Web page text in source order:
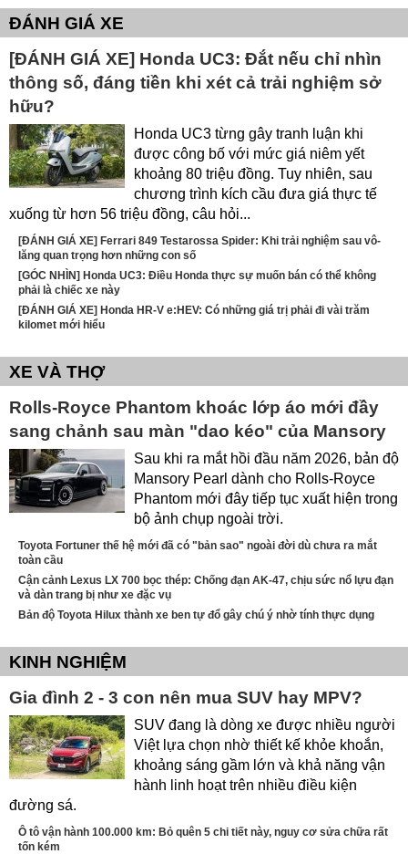
ĐÁNH GIÁ XE
[ĐÁNH GIÁ XE] Honda UC3: Đắt nếu chỉ nhìn
thông số, đáng tiền khi xét cả trải nghiệm sở
hữu?
Honda UC3 từng gây tranh luận khi
được công bố với mức giá niêm yết
khoảng 80 triệu đồng. Tuy nhiên, sau
chương trình kích cầu đưa giá thực tế
xuống từ hơn 56 triệu đồng, câu hỏi...
[ĐÁNH GIÁ XE] Ferrari 849 Testarossa Spider: Khi trải nghiệm sau vô-
lăng quan trọng hơn những con số
[GÓC NHÌN] Honda UC3: Điều Honda thực sự muốn bán có thể không
phải là chiếc xe này
[ĐÁNH GIÁ XE] Honda HR-V e:HEV: Có những giá trị phải đi vài trăm
kilomet mới hiểu
XE VÀ THỢ
Rolls-Royce Phantom khoác lớp áo mới đầy
sang chảnh sau màn "dao kéo" của Mansory
Sau khi ra mắt hồi đầu năm 2026, bản độ
Mansory Pearl dành cho Rolls-Royce
Phantom mới đây tiếp tục xuất hiện trong
bộ ảnh chụp ngoài trời.
Toyota Fortuner thế hệ mới đã có "bản sao" ngoài đời dù chưa ra mắt
toàn cầu
Cận cảnh Lexus LX 700 bọc thép: Chống đạn AK-47, chịu sức nổ lựu đạn
và dàn trang bị như xe đặc vụ
Bản độ Toyota Hilux thành xe ben tự đổ gây chú ý nhờ tính thực dụng
KINH NGHIỆM
Gia đình 2 - 3 con nên mua SUV hay MPV?
SUV đang là dòng xe được nhiều người
Việt lựa chọn nhờ thiết kế khỏe khoắn,
khoảng sáng gầm lớn và khả năng vận
hành linh hoạt trên nhiều điều kiện
đường sá.
Ô tô vận hành 100.000 km: Bỏ quên 5 chi tiết này, nguy cơ sửa chữa rất
tốn kém